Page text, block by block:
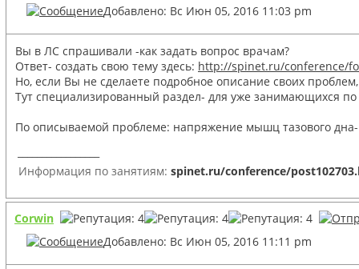
Добавлено: Вс Июн 05, 2016 11:03 pm
Вы в ЛС спрашивали -как задать вопрос врачам?
Ответ- создать свою тему здесь: http://spinet.ru/conference/
Но, если Вы не сделаете подробное описание своих
Тут специализированный раздел- для уже занимающихся
По описываемой проблеме: напряжение мышц тазового
Информация по занятиям: spinet.ru/conference/
Corwin
Добавлено: Вс Июн 05, 2016 11:11 pm